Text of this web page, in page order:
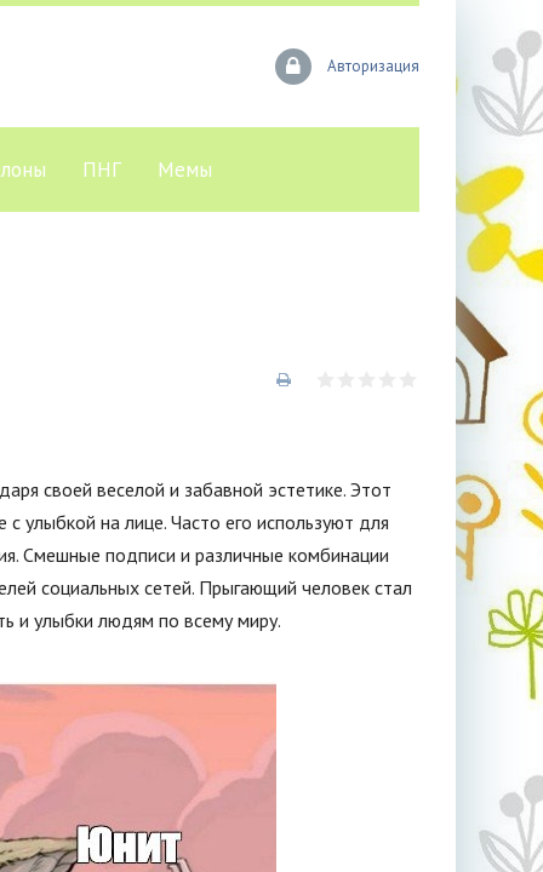
Авторизация
ПНГ Мемы
своей веселой и забавной эстетике. Этот
улыбкой на лице. Часто его используют для
Смешные подписи и различные комбинации
социальных сетей. Прыгающий человек стал
и улыбки людям по всему миру.